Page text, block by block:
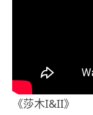
《莎木I&II》